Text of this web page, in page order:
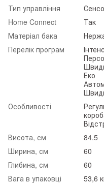
Тип управління
Home Connect
Так
Матеріал бака
Перелік програм
Еко
Особливості
Висота, см
84.5
Ширина, см
60
Глибина, см
60
Вага в упаковці
53,6